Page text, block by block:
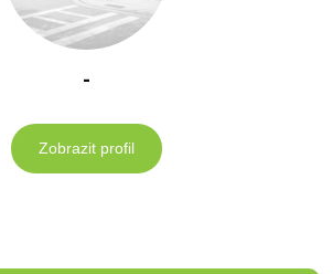
-
Zobrazit profil